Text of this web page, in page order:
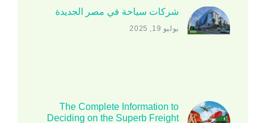
شركات سياحة في مصر الجديدة
يوليو 19, 2025
The Complete Information to
Deciding on the Superb Freight